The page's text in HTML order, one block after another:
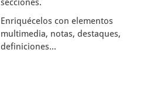
secciones.
Enriquécelos con elementos
multimedia, notas, destaques,
definiciones...